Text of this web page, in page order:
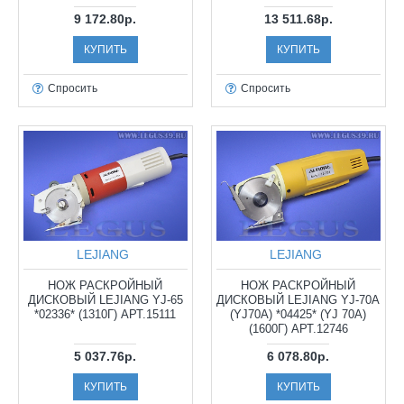
9 172.80р.
КУПИТЬ
Спросить
13 511.68р.
КУПИТЬ
Спросить
LEJIANG
НОЖ РАСКРОЙНЫЙ
ДИСКОВЫЙ LEJIANG YJ-65
*02336* (1310Г) АРТ.15111
5 037.76р.
КУПИТЬ
LEJIANG
НОЖ РАСКРОЙНЫЙ
ДИСКОВЫЙ LEJIANG YJ-70A
(YJ70A) *04425* (YJ 70A)
(1600Г) АРТ.12746
6 078.80р.
КУПИТЬ